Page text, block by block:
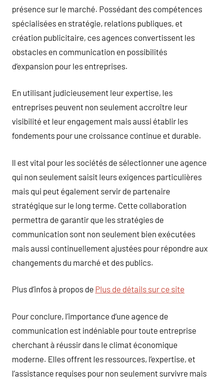
présence sur le marché. Possédant des compétences
spécialisées en stratégie, relations publiques, et
création publicitaire, ces agences convertissent les
obstacles en communication en possibilités
d’expansion pour les entreprises.
En utilisant judicieusement leur expertise, les
entreprises peuvent non seulement accroître leur
visibilité et leur engagement mais aussi établir les
fondements pour une croissance continue et durable.
Il est vital pour les sociétés de sélectionner une agence
qui non seulement saisit leurs exigences particulières
mais qui peut également servir de partenaire
stratégique sur le long terme. Cette collaboration
permettra de garantir que les stratégies de
communication sont non seulement bien exécutées
mais aussi continuellement ajustées pour répondre aux
changements du marché et des publics.
Plus d’infos à propos de Plus de détails sur ce site
Pour conclure, l’importance d’une agence de
communication est indéniable pour toute entreprise
cherchant à réussir dans le climat économique
moderne. Elles offrent les ressources, l’expertise, et
l’assistance requises pour non seulement survivre mais